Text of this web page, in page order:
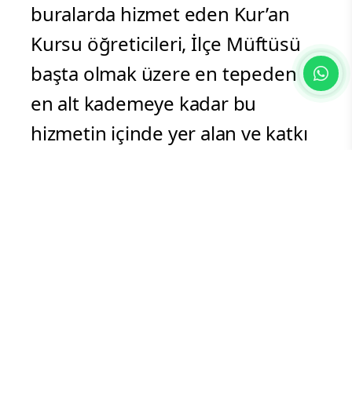
buralarda hizmet eden Kur’an
Kursu öğreticileri, İlçe Müftüsü
başta olmak üzere en tepeden
en alt kademeye kadar bu
hizmetin içinde yer alan ve katkı